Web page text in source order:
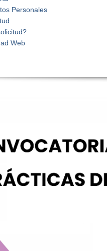
Personales
Web